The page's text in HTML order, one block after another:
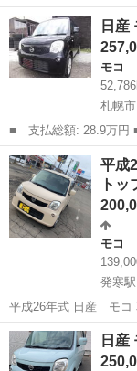
2026/05/31 コミコミ車検付き20万円！
です。お気軽にお問い合わせくださ
済★...
北海道 札幌市 白
日産
モコ
札幌市
■ 支払総額: 28.9万円 ■ 車両本体価格： 257,000 円 ■ メーカー
名： 日産 ■ 車種名
660cc ■ ドア枚数：
北海道 札幌市
平成
トッ
モコ
発寒駅
平成26年式 日産 モコ
イドリングストップ、
エンジンスターター、
ない） 走...
北海道 札幌市 発